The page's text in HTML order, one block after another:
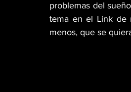
problemas del
tema en el Link de
menos, que se